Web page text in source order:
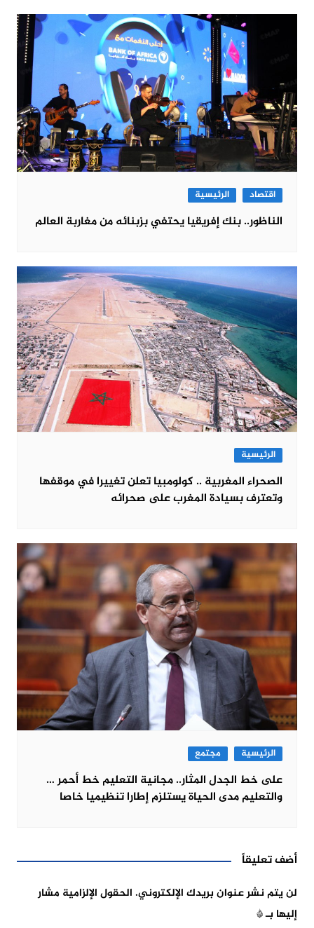
اقتصاد الرئيسية
الناظور.. بنك إفريقيا يحتفي بزبنائه من مغاربة العالم
الرئيسية
الصحراء المغربية .. كولومبيا تعلن تغييرا في موقفها
وتعترف بسيادة المغرب على صحرائه
الرئيسية مجتمع
على خط الجدل المثار.. مجانية التعليم خط أحمر …
والتعليم مدى الحياة يستلزم إطارا تنظيميا خاصا
أضف تعليقاً
لن يتم نشر عنوان بريدك الإلكتروني. الحقول الإلزامية مشار
إليها بـ*